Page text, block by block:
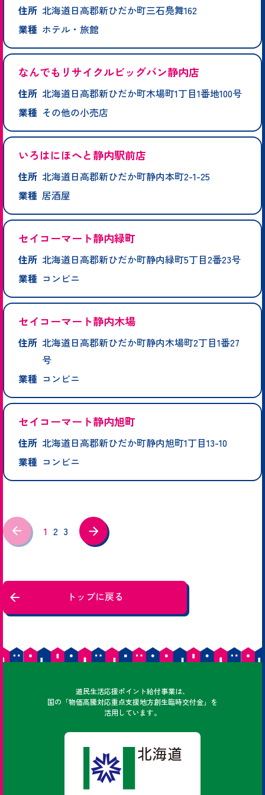
住所 北海道日高郡新ひだか町三石鳧舞162
業種 ホテル・旅館
なんでもリサイクルビッグバン静内店
住所 北海道日高郡新ひだか町木場町1丁目1番地100号
業種 その他の小売店
いろはにほへと静内駅前店
住所 北海道日高郡新ひだか町静内本町2-1-25
業種 居酒屋
セイコーマート静内緑町
住所 北海道日高郡新ひだか町静内緑町5丁目2番23号
業種 コンビニ
セイコーマート静内木場
住所 北海道日高郡新ひだか町静内木場町2丁目1番27
号
業種 コンビニ
セイコーマート静内旭町
住所 北海道日高郡新ひだか町静内旭町1丁目13-10
業種 コンビニ
1 2 3
トップに戻る
道民どうみん
生活応援ポイント給付事業は、
国の「物価高騰対応重点支援地方創生臨時交付金」を
活用しています。